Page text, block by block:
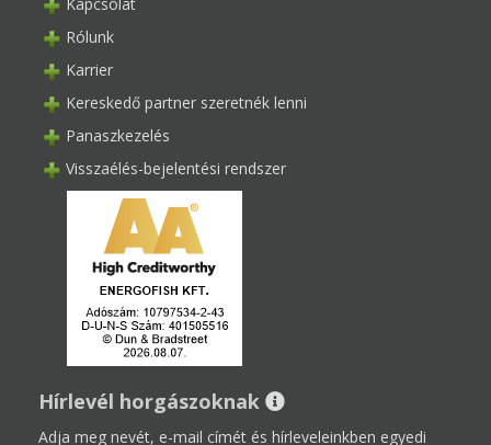
Kapcsolat
Rólunk
Karrier
Kereskedő partner szeretnék lenni
Panaszkezelés
Visszaélés-bejelentési rendszer
Hírlevél horgászoknak
Adja meg nevét, e-mail címét és hírleveleinkben egyedi